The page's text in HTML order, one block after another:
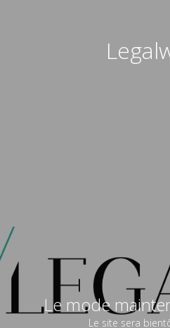
Le mode
Le site sera